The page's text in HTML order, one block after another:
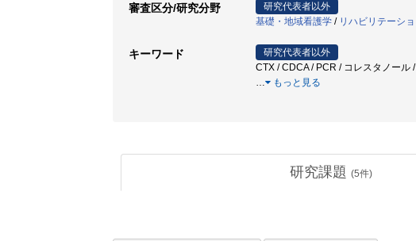
審査区分/研究分野
研究代表者以外
基礎・地域看護学 / リハビリテーシ
キーワード
研究代表者以外
CTX / CDCA / PCR / コレスタノー
…
もっと見る
研究課題 (5件)